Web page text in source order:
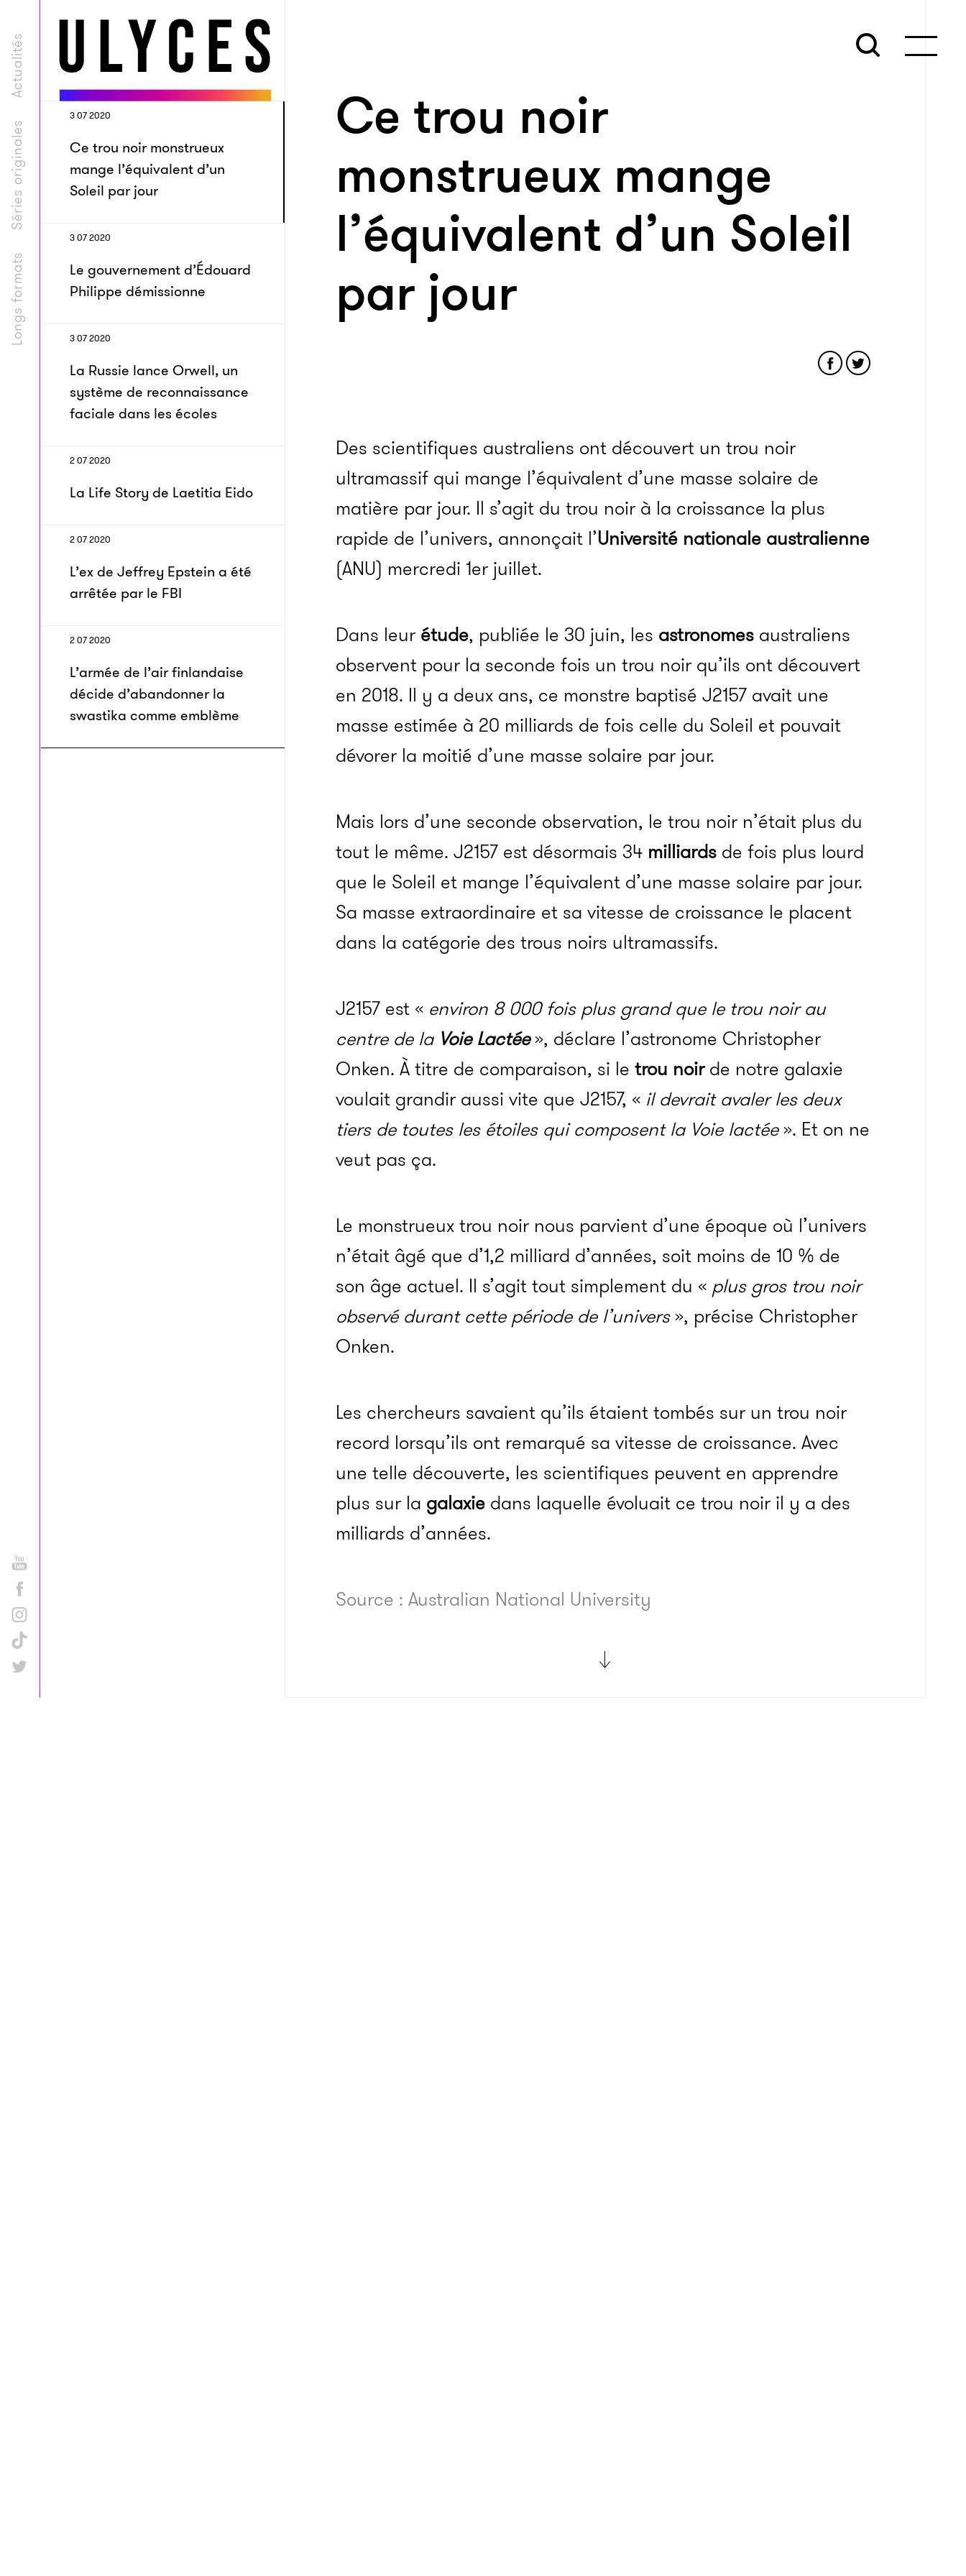
Longs formats
Séries originales
Actualités
3 07 2020
Ce trou noir monstrueux
mange l’équivalent d’un
Soleil par jour
3 07 2020
Le gouvernement d’Édouard
Philippe démissionne
3 07 2020
La Russie lance Orwell, un
système de reconnaissance
faciale dans les écoles
2 07 2020
La Life Story de Laetitia Eido
2 07 2020
L’ex de Jeffrey Epstein a été
arrêtée par le FBI
2 07 2020
L’armée de l’air finlandaise
décide d’abandonner la
swastika comme emblème
Ce trou noir
monstrueux mange
l’équivalent d’un Soleil
par jour
Des scientifiques australiens ont découvert un trou noir
ultramassif qui mange l’équivalent d’une masse solaire de
matière par jour. Il s’agit du trou noir à la croissance la plus
rapide de l’univers, annonçait l’Université nationale australienne
(ANU) mercredi 1er juillet.
Dans leur étude, publiée le 30 juin, les astronomes australiens
observent pour la seconde fois un trou noir qu’ils ont découvert
en 2018. Il y a deux ans, ce monstre baptisé J2157 avait une
masse estimée à 20 milliards de fois celle du Soleil et pouvait
dévorer la moitié d’une masse solaire par jour.
Mais lors d’une seconde observation, le trou noir n’était plus du
tout le même. J2157 est désormais 34 milliards de fois plus lourd
que le Soleil et mange l’équivalent d’une masse solaire par jour.
Sa masse extraordinaire et sa vitesse de croissance le placent
dans la catégorie des trous noirs ultramassifs.
J2157 est « environ 8 000 fois plus grand que le trou noir au
centre de la Voie Lactée», déclare l’astronome Christopher
Onken. À titre de comparaison, si le trou noirde notre galaxie
voulait grandir aussi vite que J2157, « il devrait avaler les deux
tiers de toutes les étoiles qui composent la Voie lactée». Et on ne
veut pas ça.
Le monstrueux trou noir nous parvient d’une époque où l’univers
n’était âgé que d’1,2 milliard d’années, soit moins de 10 % de
son âge actuel. Il s’agit tout simplement du « plus gros trou noir
observé durant cette période de l’univers», précise Christopher
Onken.
Les chercheurs savaient qu’ils étaient tombés sur un trou noir
record lorsqu’ils ont remarqué sa vitesse de croissance. Avec
une telle découverte, les scientifiques peuvent en apprendre
plus sur la galaxie dans laquelle évoluait ce trou noir il y a des
milliards d’années.
Source : Australian National University